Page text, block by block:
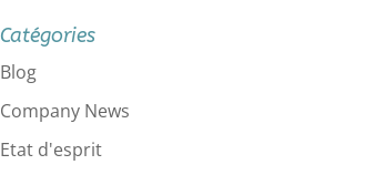
Catégories
Blog
Company News
Etat d'esprit